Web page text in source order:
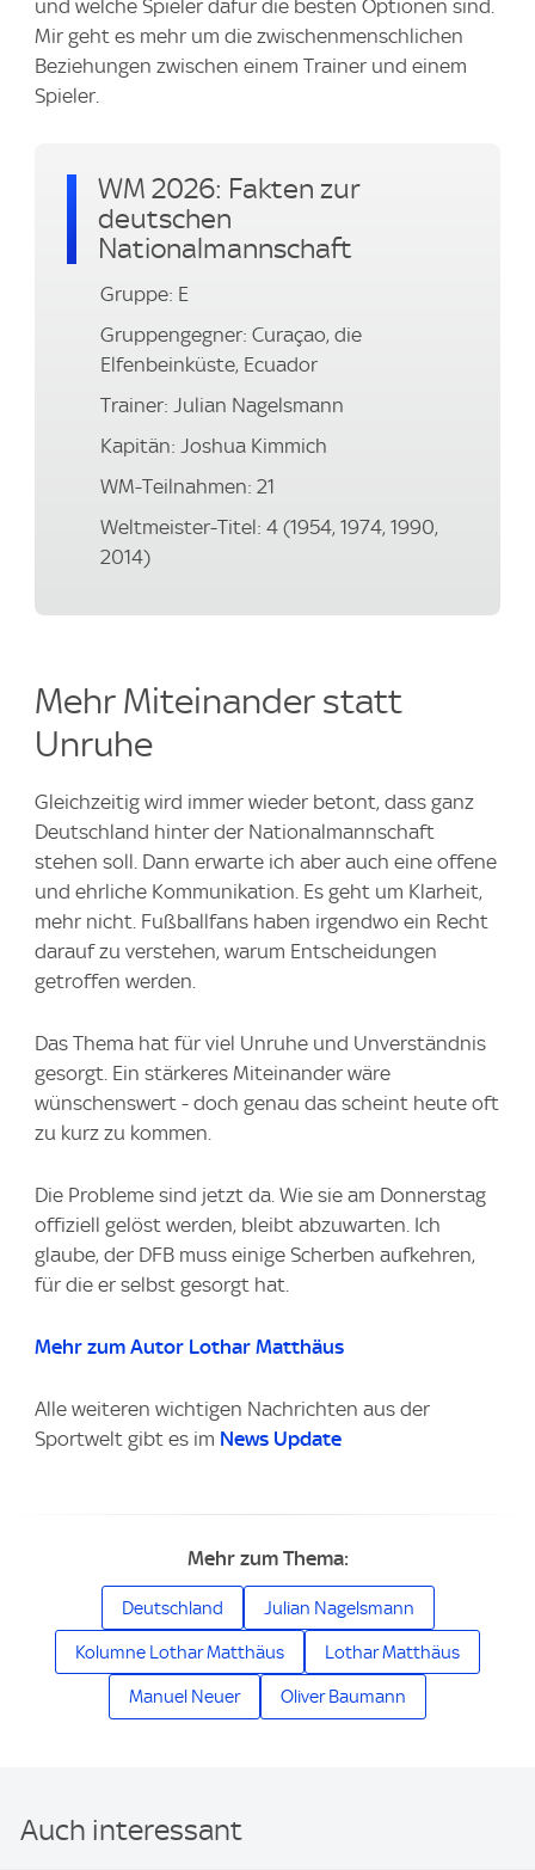
und welche Spieler dafür die besten Optionen sind.
Mir geht es mehr um die zwischenmenschlichen
Beziehungen zwischen einem Trainer und einem
Spieler.
WM 2026: Fakten zur
deutschen
Nationalmannschaft
Gruppe: E
Gruppengegner: Curaçao, die
Elfenbeinküste, Ecuador
Trainer: Julian Nagelsmann
Kapitän: Joshua Kimmich
WM-Teilnahmen: 21
Weltmeister-Titel: 4 (1954, 1974, 1990,
2014)
Mehr Miteinander statt
Unruhe
Gleichzeitig wird immer wieder betont, dass ganz
Deutschland hinter der Nationalmannschaft
stehen soll. Dann erwarte ich aber auch eine offene
und ehrliche Kommunikation. Es geht um Klarheit,
mehr nicht. Fußballfans haben irgendwo ein Recht
darauf zu verstehen, warum Entscheidungen
getroffen werden.
Das Thema hat für viel Unruhe und Unverständnis
gesorgt. Ein stärkeres Miteinander wäre
wünschenswert - doch genau das scheint heute oft
zu kurz zu kommen.
Die Probleme sind jetzt da. Wie sie am Donnerstag
offiziell gelöst werden, bleibt abzuwarten. Ich
glaube, der DFB muss einige Scherben aufkehren,
für die er selbst gesorgt hat.
Mehr zum Autor Lothar Matthäus
Alle weiteren wichtigen Nachrichten aus der
Sportwelt gibt es im News Update
Mehr zum Thema:
Deutschland Julian Nagelsmann
Kolumne Lothar Matthäus Lothar Matthäus
Manuel Neuer Oliver Baumann
Auch interessant